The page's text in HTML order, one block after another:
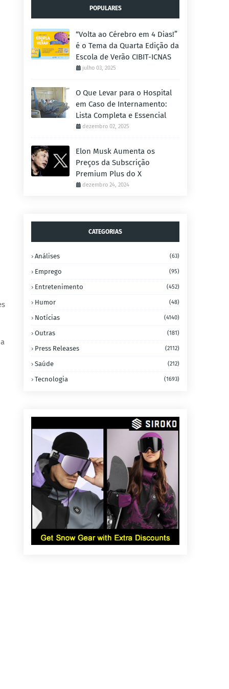
POPULARES
“Volta ao Cérebro em 4 Dias!”
é o Tema da Quarta Edição da
Escola de Verão CIBIT-ICNAS
julho 03, 2025
O Que Levar para o Hospital
em Caso de Internamento:
Lista Completa e Essencial
dezembro 02, 2025
Elon Musk Aumenta os
Preços da Subscrição
Premium Plus do X
dezembro 24, 2024
CATEGORIAS
Análises (63)
Emprego (95)
Entretenimento (452)
Humor (48)
Notícias (4140)
Outras (181)
Press Releases (2112)
Saúde (212)
Tecnologia (1693)